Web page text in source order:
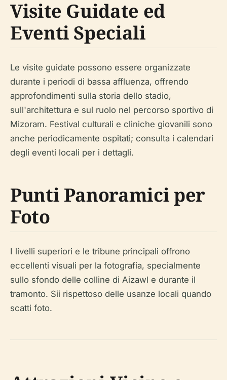
Visite Guidate ed
Eventi Speciali
Le visite guidate possono essere organizzate
durante i periodi di bassa affluenza, offrendo
approfondimenti sulla storia dello stadio,
sull'architettura e sul ruolo nel percorso sportivo di
Mizoram. Festival culturali e cliniche giovanili sono
anche periodicamente ospitati; consulta i calendari
degli eventi locali per i dettagli.
Punti Panoramici per
Foto
I livelli superiori e le tribune principali offrono
eccellenti visuali per la fotografia, specialmente
sullo sfondo delle colline di Aizawl e durante il
tramonto. Sii rispettoso delle usanze locali quando
scatti foto.